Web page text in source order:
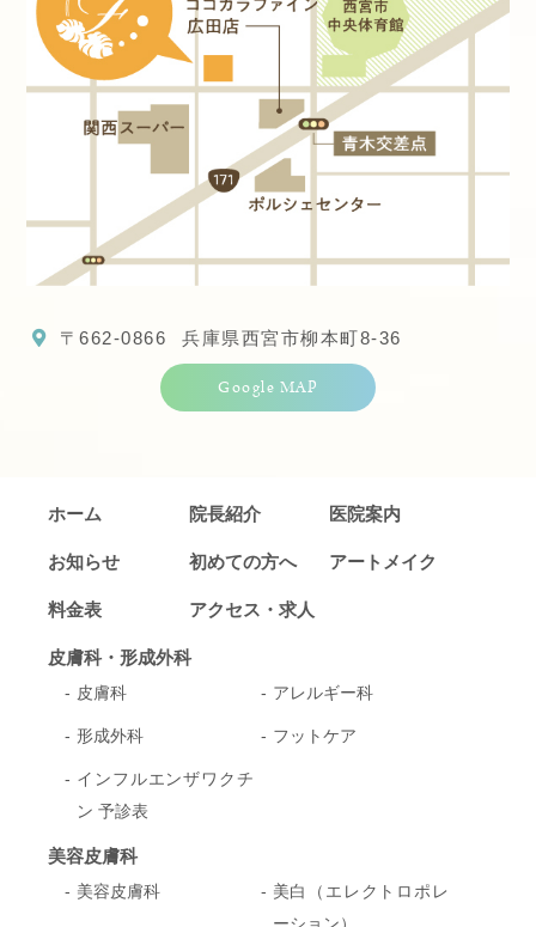
〒662-0866 兵庫県西宮市柳本町8-36
Google MAP
ホーム 院長紹介 医院案内
お知らせ 初めての方へ アートメイク
料金表 アクセス・求人
皮膚科・形成外科
皮膚科 アレルギー科
形成外科 フットケア
インフルエンザワクチ
ン 予診表
美容皮膚科
美容皮膚科
美白（エレクトロポレ